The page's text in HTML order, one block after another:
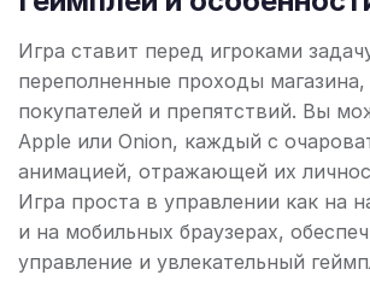
Игра ставит перед игроками
переполненные проходы магазина,
покупателей и препятствий. Вы
Apple или Onion, каждый с
анимацией, отражающей их
Игра проста в управлении как на
и на мобильных браузерах,
управление и увлекательный